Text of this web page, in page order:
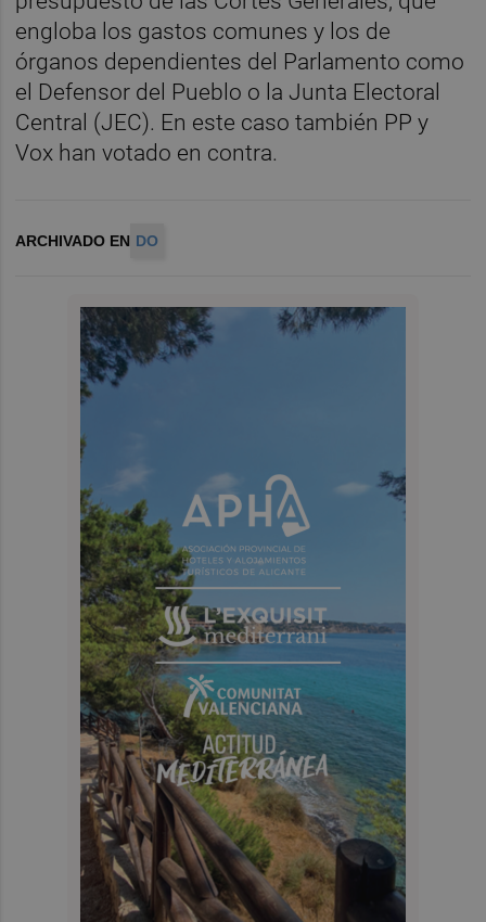
engloba los gastos comunes y los de
órganos dependientes del Parlamento como
el Defensor del Pueblo o la Junta Electoral
Central (JEC). En este caso también PP y
Vox han votado en contra.
ARCHIVADO EN DO